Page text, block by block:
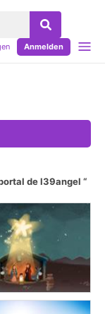
Anmelden
de l39angel